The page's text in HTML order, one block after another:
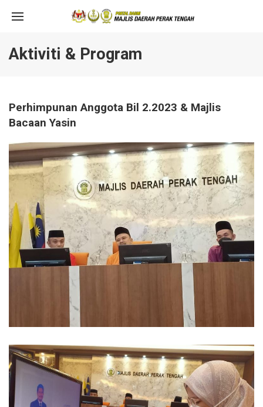
Aktiviti & Program
Perhimpunan Anggota Bil 2.2023 & Majlis
Bacaan Yasin